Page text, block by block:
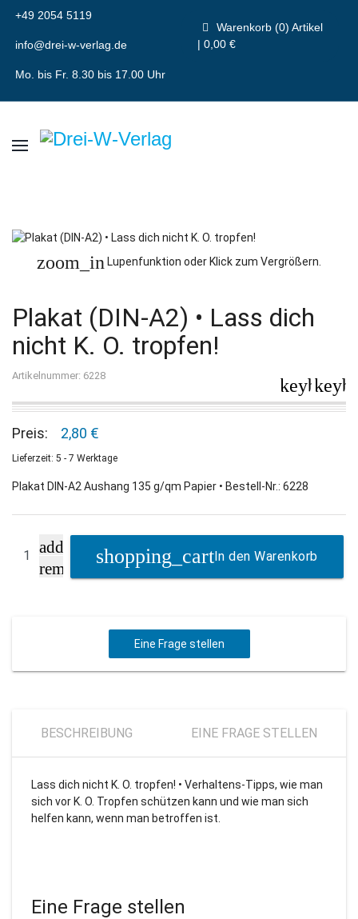
+49 2054 5119
info@drei-w-verlag.de
Mo. bis Fr. 8.30 bis 17.00 Uhr
Warenkorb (0) Artikel
| 0,00 €
zoom_in Lupenfunktion oder Klick zum Vergrößern.
Plakat (DIN-A2) • Lass dich
nicht K. O. tropfen!
Artikelnummer: 6228
Preis: 2,80 €
Lieferzeit: 5 - 7 Werktage
Plakat DIN-A2 Aushang 135 g/qm Papier • Bestell-Nr.: 6228
add
remove
In den Warenkorb
Eine Frage stellen
BESCHREIBUNG EINE FRAGE STELLEN
Lass dich nicht K. O. tropfen! • Verhaltens-Tipps, wie man
sich vor K. O. Tropfen schützen kann und wie man sich
helfen kann, wenn man betroffen ist.
Eine Frage stellen